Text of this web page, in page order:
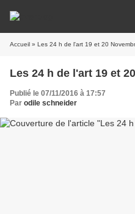
Accueil » Les 24 h de l'art 19 et 20
Les 24 h de l'art 19 et
Publié le 07/11/2016 à 17:57
Par odile schneider